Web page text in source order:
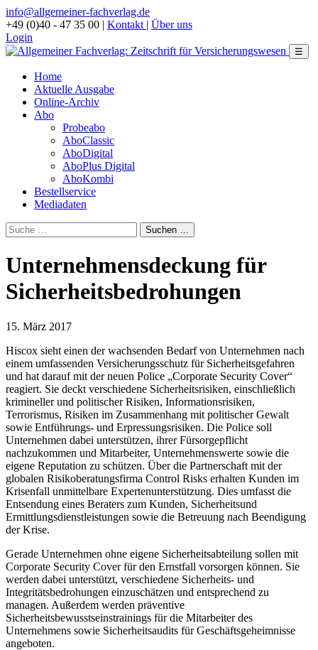
info@allgemeiner-fachverlag.de
+49 (0)40 - 47 35 00 | Kontakt | Über uns
Login
☰
Home
Aktuelle Ausgabe
Online-Archiv
Abo
Probeabo
AboClassic
AboDigital
AboPlus Digital
AboKombi
Bestellservice
Mediadaten
Unternehmensdeckung für
Sicherheitsbedrohungen
15. März 2017
Hiscox sieht einen der wachsenden Bedarf von Unternehmen nach
einem umfassenden Versicherungsschutz für Sicherheitsgefahren
und hat darauf mit der neuen Police „Corporate Security Cover“
reagiert. Sie deckt verschiedene Sicherheitsrisiken, einschließlich
krimineller und politischer Risiken, Informationsrisiken,
Terrorismus, Risiken im Zusammenhang mit politischer Gewalt
sowie Entführungs- und Erpressungsrisiken. Die Police soll
Unternehmen dabei unterstützen, ihrer Fürsorgepflicht
nachzukommen und Mitarbeiter, Unternehmenswerte sowie die
eigene Reputation zu schützen. Über die Partnerschaft mit der
globalen Risikoberatungsfirma Control Risks erhalten Kunden im
Krisenfall unmittelbare Expertenunterstützung. Dies umfasst die
Entsendung eines Beraters zum Kunden, Sicherheitsund
Ermittlungsdienstleistungen sowie die Betreuung nach Beendigung
der Krise.
Gerade Unternehmen ohne eigene Sicherheitsabteilung sollen mit
Corporate Security Cover für den Ernstfall vorsorgen können. Sie
werden dabei unterstützt, verschiedene Sicherheits- und
Integritätsbedrohungen einzuschätzen und entsprechend zu
managen. Außerdem werden präventive
Sicherheitsbewusstseinstrainings für die Mitarbeiter des
Unternehmens sowie Sicherheitsaudits für Geschäftsgeheimnisse
angeboten.